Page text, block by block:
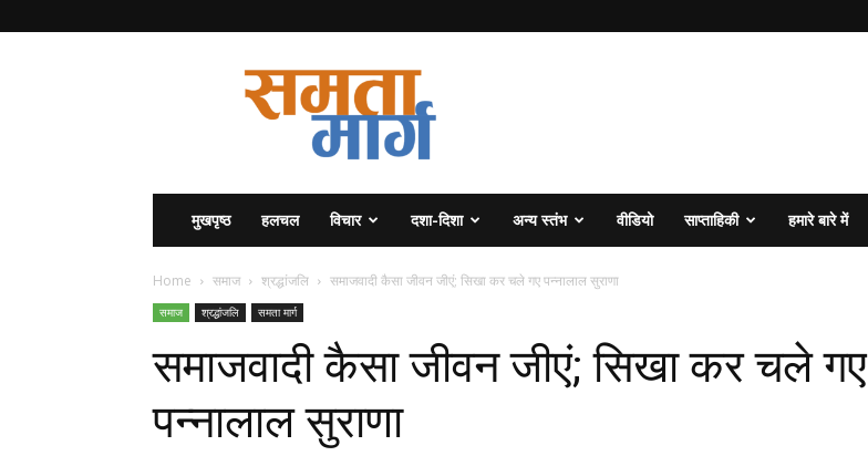
मुखपृष्ठ हलचल विचार दशा-दिशा अन्य स्तंभ वीडियो साप्ताहिकी हमारे बारे में
Home समाज श्रद्धांजलि समाजवादी कैसा जीवन जीएं; सिखा कर चले गए पन्नालाल सुराणा
समाज श्रद्धांजलि समता मार्ग
समाजवादी कैसा जीवन जीएं; सिखा कर चले गए
पन्नालाल सुराणा